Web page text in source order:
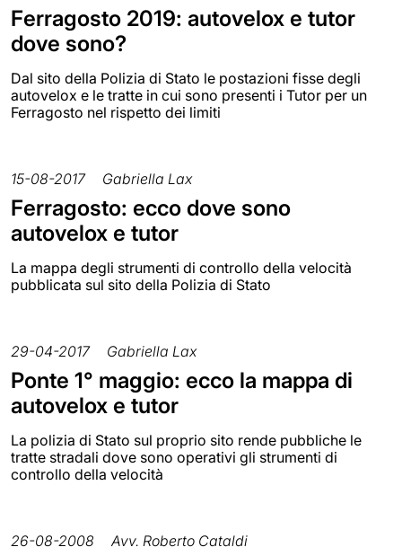
Ferragosto 2019: autovelox e tutor
dove sono?
Dal sito della Polizia di Stato le postazioni fisse degli
autovelox e le tratte in cui sono presenti i Tutor per un
Ferragosto nel rispetto dei limiti
15-08-2017 Gabriella Lax
Ferragosto: ecco dove sono
autovelox e tutor
La mappa degli strumenti di controllo della velocità
pubblicata sul sito della Polizia di Stato
29-04-2017 Gabriella Lax
Ponte 1° maggio: ecco la mappa di
autovelox e tutor
La polizia di Stato sul proprio sito rende pubbliche le
tratte stradali dove sono operativi gli strumenti di
controllo della velocità
26-08-2008 Avv. Roberto Cataldi